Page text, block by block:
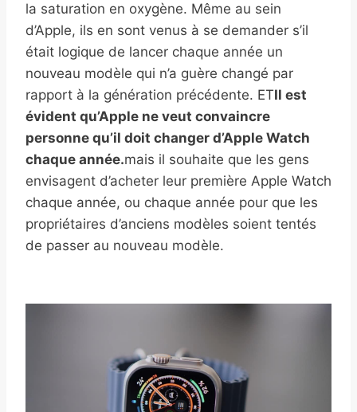
la saturation en oxygène. Même au sein
d’Apple, ils en sont venus à se demander s’il
était logique de lancer chaque année un
nouveau modèle qui n’a guère changé par
rapport à la génération précédente. ETIl est
évident qu’Apple ne veut convaincre
personne qu’il doit changer d’Apple Watch
chaque année.mais il souhaite que les gens
envisagent d’acheter leur première Apple Watch
chaque année, ou chaque année pour que les
propriétaires d’anciens modèles soient tentés
de passer au nouveau modèle.